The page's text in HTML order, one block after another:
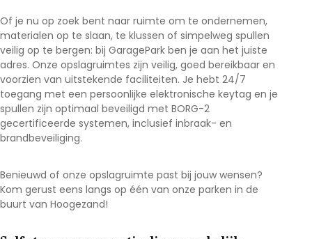
Of je nu op zoek bent naar ruimte om te ondernemen,
materialen op te slaan, te klussen of simpelweg spullen
veilig op te bergen: bij GaragePark ben je aan het juiste
adres. Onze opslagruimtes zijn veilig, goed bereikbaar en
voorzien van uitstekende faciliteiten. Je hebt 24/7
toegang met een persoonlijke elektronische keytag en je
spullen zijn optimaal beveiligd met BORG-2
gecertificeerde systemen, inclusief inbraak- en
brandbeveiliging.
Benieuwd of onze opslagruimte past bij jouw wensen?
Kom gerust eens langs op één van onze parken in de
buurt van Hoogezand!